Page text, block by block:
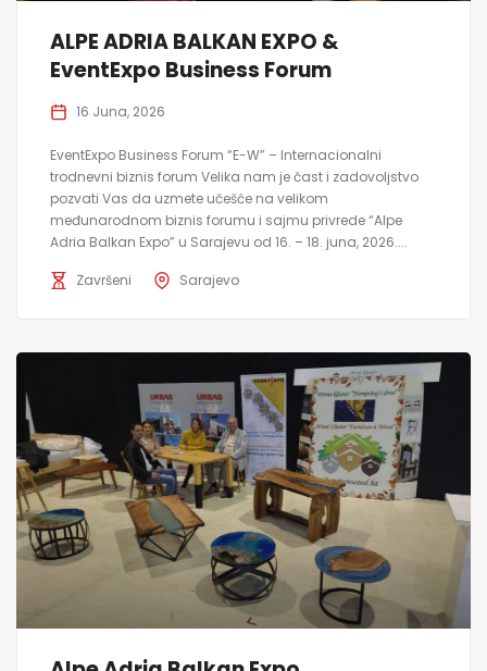
ALPE ADRIA BALKAN EXPO &
EventExpo Business Forum
16 Juna, 2026
EventExpo Business Forum “E-W” – Internacionalni
trodnevni biznis forum Velika nam je čast i zadovoljstvo
pozvati Vas da uzmete učešće na velikom
međunarodnom biznis forumu i sajmu privrede “Alpe
Adria Balkan Expo” u Sarajevu od 16. – 18. juna, 2026....
Završeni Sarajevo